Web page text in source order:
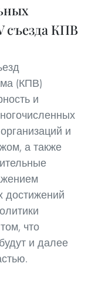
съезда КПВ
(КПВ)
и
и
а также
достижений
что
и далее